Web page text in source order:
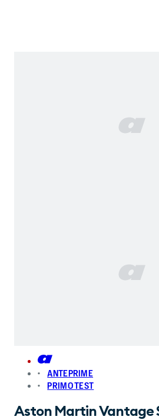
ANTEPRIME
PRIMO TEST
Aston Martin Vantage